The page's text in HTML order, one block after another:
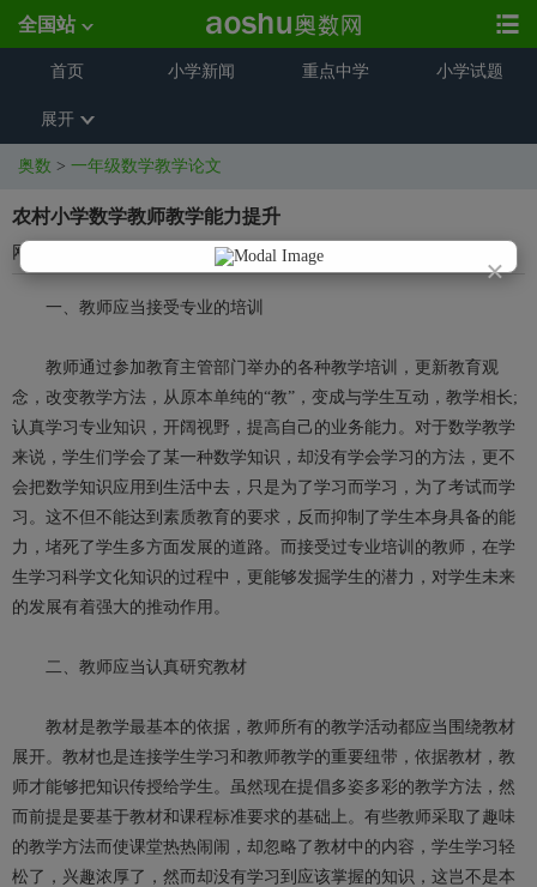
×
全国站
首页 小学新闻 重点中学 小学试题
展开
奥数 > 一年级数学教学论文
农村小学数学教师教学能力提升
网络资源 2016-12-28 15:55:17
一、教师应当接受专业的培训
教师通过参加教育主管部门举办的各种教学培训，更新教育观
念，改变教学方法，从原本单纯的“教”，变成与学生互动，教学相长;
认真学习专业知识，开阔视野，提高自己的业务能力。对于数学教学
来说，学生们学会了某一种数学知识，却没有学会学习的方法，更不
会把数学知识应用到生活中去，只是为了学习而学习，为了考试而学
习。这不但不能达到素质教育的要求，反而抑制了学生本身具备的能
力，堵死了学生多方面发展的道路。而接受过专业培训的教师，在学
生学习科学文化知识的过程中，更能够发掘学生的潜力，对学生未来
的发展有着强大的推动作用。
二、教师应当认真研究教材
教材是教学最基本的依据，教师所有的教学活动都应当围绕教材
展开。教材也是连接学生学习和教师教学的重要纽带，依据教材，教
师才能够把知识传授给学生。虽然现在提倡多姿多彩的教学方法，然
而前提是要基于教材和课程标准要求的基础上。有些教师采取了趣味
的教学方法而使课堂热热闹闹，却忽略了教材中的内容，学生学习轻
松了，兴趣浓厚了，然而却没有学习到应该掌握的知识，这岂不是本